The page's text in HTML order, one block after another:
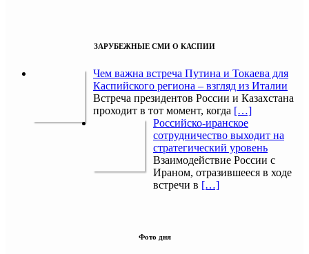
ЗАРУБЕЖНЫЕ СМИ О КАСПИИ
Чем важна встреча Путина и Токаева для
Каспийского региона – взгляд из Италии
Встреча президентов России и Казахстана
проходит в тот момент, когда […]
Российско-иранское
сотрудничество выходит на
стратегический уровень
Взаимодействие России с
Ираном, отразившееся в ходе
встречи в […]
Фото дня